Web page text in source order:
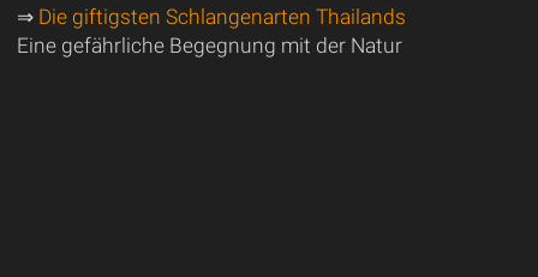
⇒ Die giftigsten Schlangenarten Thailands
Eine gefährliche Begegnung mit der Natur